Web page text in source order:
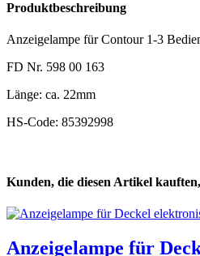
Produktbeschreibung
Anzeigelampe für Contour 1-3
FD Nr. 598 00 163
Länge: ca. 22mm
HS-Code: 85392998
Kunden, die diesen Artikel
Anzeigelampe für